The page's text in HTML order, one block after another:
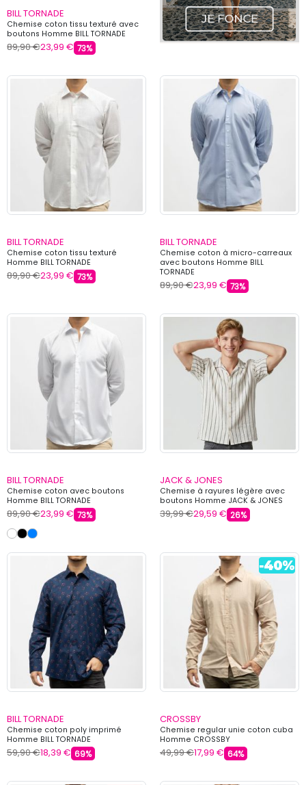
BILL TORNADE
Chemise coton tissu texturé avec
boutons Homme BILL TORNADE
89,90 €23,99 € 73%
BILL TORNADE
Chemise coton tissu texturé
Homme BILL TORNADE
89,90 €23,99 € 73%
BILL TORNADE
Chemise coton à micro-carreaux
avec boutons Homme BILL
TORNADE
89,90 €23,99 € 73%
BILL TORNADE
Chemise coton avec boutons
Homme BILL TORNADE
89,90 €23,99 € 73%
JACK & JONES
Chemise à rayures légère avec
boutons Homme JACK & JONES
39,99 €29,59 € 26%
BILL TORNADE
Chemise coton poly imprimé
Homme BILL TORNADE
59,90 €18,39 € 69%
CROSSBY
Chemise regular unie coton cuba
Homme CROSSBY
49,99 €17,99 € 64%